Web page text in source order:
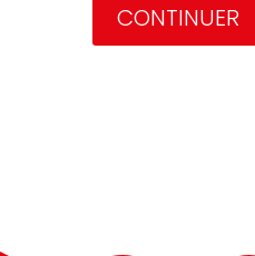
CONTINUER